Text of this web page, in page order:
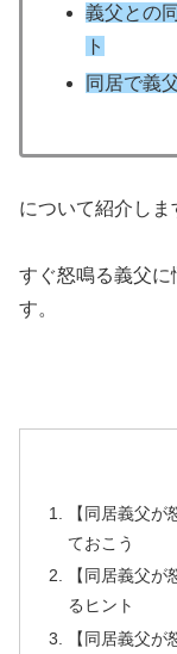
義父との
ト
同居で義
について紹介しま
すぐ怒鳴る義父
す。
【同居義父
ておこう
【同居義父
るヒント
【同居義父が